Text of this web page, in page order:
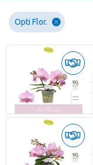
Opti Flor.